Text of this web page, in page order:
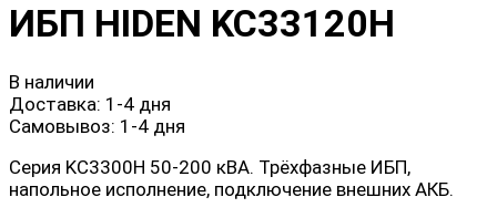
ИБП HIDEN KC33120H
В наличии
Доставка: 1-4 дня
Самовывоз: 1-4 дня
Серия KC3300H 50-200 кВА. Трёхфазные ИБП,
напольное исполнение, подключение внешних АКБ.